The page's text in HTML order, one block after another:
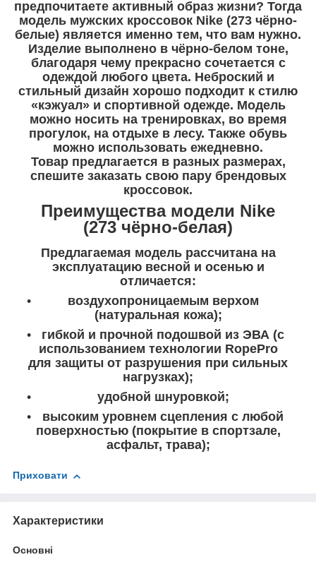
предпочитаете активный образ жизни? Тогда
модель мужских кроссовок Nike (273 чёрно-
белые) является именно тем, что вам нужно.
Изделие выполнено в чёрно-белом тоне,
благодаря чему прекрасно сочетается с
одеждой любого цвета. Неброский и
стильный дизайн хорошо подходит к стилю
«кэжуал» и спортивной одежде. Модель
можно носить на тренировках, во время
прогулок, на отдыхе в лесу. Также обувь
можно использовать ежедневно.
Товар предлагается в разных размерах,
спешите заказать свою пару брендовых
кроссовок.
Преимущества модели Nike
(273 чёрно-белая)
Предлагаемая модель рассчитана на
эксплуатацию весной и осенью и
отличается:
воздухопроницаемым верхом
(натуральная кожа);
гибкой и прочной подошвой из ЭВА (с
использованием технологии RopePro
для защиты от разрушения при сильных
нагрузках);
удобной шнуровкой;
высоким уровнем сцепления с любой
поверхностью (покрытие в спортзале,
асфальт, трава);
Приховати
Характеристики
Основні